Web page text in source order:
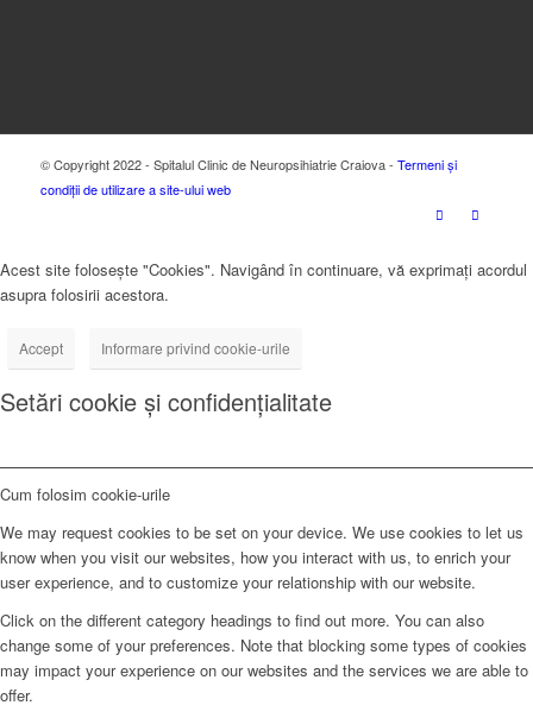
© Copyright 2022 - Spitalul Clinic de Neuropsihiatrie Craiova - Termeni și
condiții de utilizare a site-ului web
Acest site folosește "Cookies". Navigând în continuare, vă exprimați acordul
asupra folosirii acestora.
Accept Informare privind cookie-urile
Setări cookie și confidențialitate
Cum folosim cookie-urile
We may request cookies to be set on your device. We use cookies to let us
know when you visit our websites, how you interact with us, to enrich your
user experience, and to customize your relationship with our website.
Click on the different category headings to find out more. You can also
change some of your preferences. Note that blocking some types of cookies
may impact your experience on our websites and the services we are able to
offer.